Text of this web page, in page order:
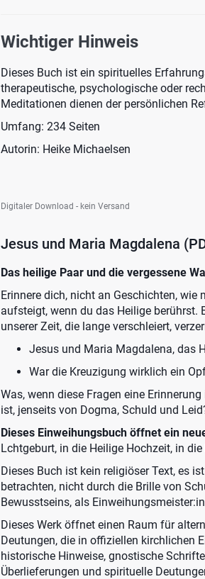
Wichtiger Hinweis
Dieses Buch ist ein spirituelles
therapeutische, psychologische oder
Meditationen dienen der persönlichen
Umfang: 234 Seiten
Autorin: Heike Michaelsen
Digitaler Download - kein Versand
Jesus und Maria Magdalena
Das heilige Paar und die vergessene
Erinnere dich, nicht an Geschichten,
aufsteigt, wenn du das Heilige berührst.
unserer Zeit, die lange verschleiert,
Jesus und Maria Magdalena, das
War die Kreuzigung wirklich ein
Was, wenn diese Fragen eine
ist, jenseits von Dogma, Schuld und
Dieses Einweihungsbuch öffnet ein
Lchtgeburt, in die Heilige Hochzeit, in
Dieses Buch ist kein religiöser Text, es
betrachten, nicht durch die Brille von
Bewusstseins, als
Dieses Werk öffnet einen Raum für
Deutungen, die in offiziellen kirchlichen
historische Hinweise, gnostische
Überlieferungen und spirituelle